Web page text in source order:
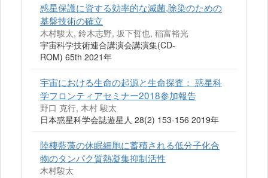
惑星保護に資する効率的な滅菌,除染のための
基盤技術の確立
木村駿太, 鈴木志野, 坂下哲也, 稲富裕光
宇宙科学技術連合講演会講演集(CD-
ROM) 65th 2021年
宇宙における生命の起源と生命探査： 惑星科
学フロンティアセミナー2018参加報告
野口 克行, 木村 駿太
日本惑星科学会誌遊星人 28(2) 153-156 2019年
陸棲藍藻の休眠細胞に蓄積される低分子化合
物のタンパク質熱凝集抑制活性
木村駿太